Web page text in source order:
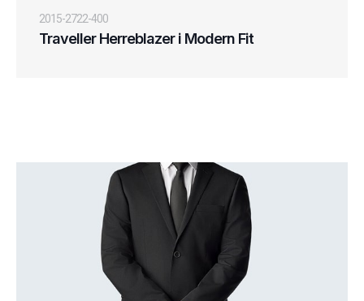
2015-2722-400
Traveller Herreblazer i Modern Fit